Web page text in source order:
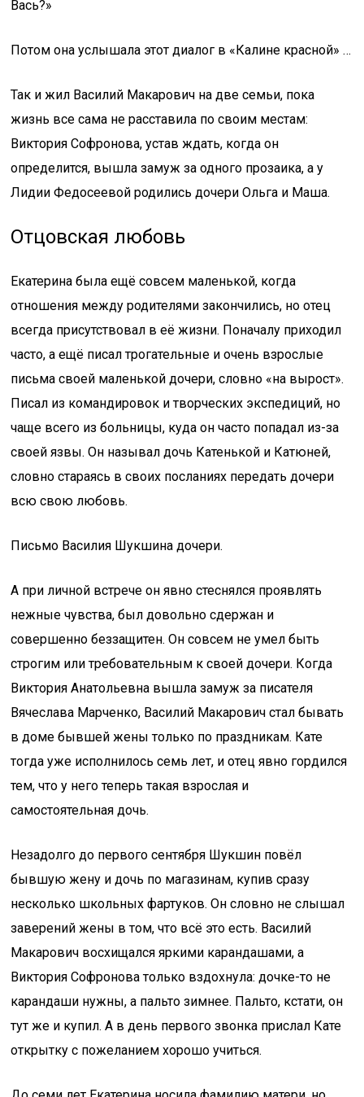
Вась?»
Потом она услышала этот диалог в «Калине красной» …
Так и жил Василий Макарович на две семьи, пока
жизнь все сама не расставила по своим местам:
Виктория Софронова, устав ждать, когда он
определится, вышла замуж за одного прозаика, а у
Лидии Федосеевой родились дочери Ольга и Маша.
Отцовская любовь
Екатерина была ещё совсем маленькой, когда
отношения между родителями закончились, но отец
всегда присутствовал в её жизни. Поначалу приходил
часто, а ещё писал трогательные и очень взрослые
письма своей маленькой дочери, словно «на вырост».
Писал из командировок и творческих экспедиций, но
чаще всего из больницы, куда он часто попадал из-за
своей язвы. Он называл дочь Катенькой и Катюней,
словно стараясь в своих посланиях передать дочери
всю свою любовь.
Письмо Василия Шукшина дочери.
А при личной встрече он явно стеснялся проявлять
нежные чувства, был довольно сдержан и
совершенно беззащитен. Он совсем не умел быть
строгим или требовательным к своей дочери. Когда
Виктория Анатольевна вышла замуж за писателя
Вячеслава Марченко, Василий Макарович стал бывать
в доме бывшей жены только по праздникам. Кате
тогда уже исполнилось семь лет, и отец явно гордился
тем, что у него теперь такая взрослая и
самостоятельная дочь.
Незадолго до первого сентября Шукшин повёл
бывшую жену и дочь по магазинам, купив сразу
несколько школьных фартуков. Он словно не слышал
заверений жены в том, что всё это есть. Василий
Макарович восхищался яркими карандашами, а
Виктория Софронова только вздохнула: дочке-то не
карандаши нужны, а пальто зимнее. Пальто, кстати, он
тут же и купил. А в день первого звонка прислал Кате
открытку с пожеланием хорошо учиться.